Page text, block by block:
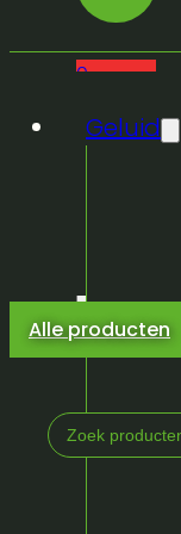
0
Geluid
Alle producten
Search
...